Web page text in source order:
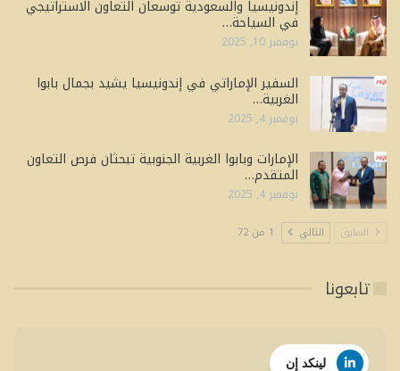
إندونيسيا والسعودية توسعان التعاون الاستراتيجي
في السياحة…
نوفمبر 10, 2025
السفير الإماراتي في إندونيسيا يشيد بجمال بابوا
الغربية…
نوفمبر 4, 2025
الإمارات وبابوا الغربية الجنوبية تبحثان فرص التعاون
المتقدم…
نوفمبر 4, 2025
السابق التالي 1 من 72
تابعونا
لينكد إن